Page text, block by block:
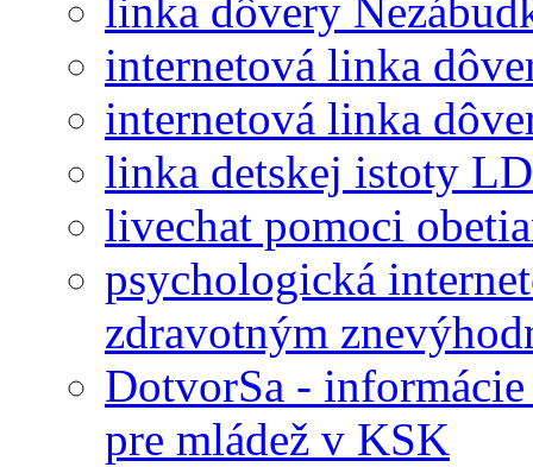
linka dôvery
internetová linka
internetová linka
linka detskej istoty
livechat pomoci
psychologická
zdravotným
DotvorSa -
pre mládež v KSK